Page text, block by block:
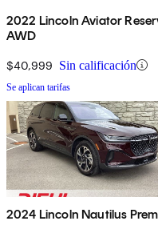
2022 Lincoln Aviator
AWD
$40,999 Sin calificación
Se aplican tarifas
2024 Lincoln Nautilus